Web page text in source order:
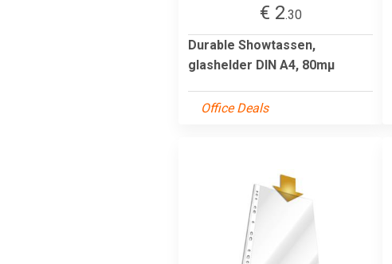
€ 2.30
Durable Showtassen,
glashelder DIN A4, 80mµ
Office Deals